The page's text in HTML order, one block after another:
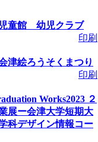
びる塾
：～
車体
」」 受
童館 幼児クラブ
印刷
津絵ろうそくまつり
印刷
Works2023 ２
展ー会津大学短期大
科デザイン情報コー